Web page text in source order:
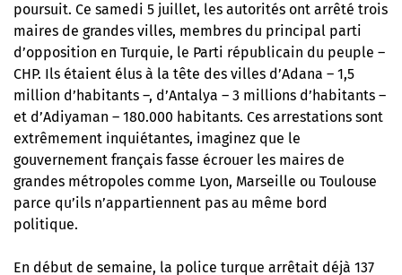
poursuit. Ce samedi 5 juillet, les autorités ont arrêté trois
maires de grandes villes, membres du principal parti
d’opposition en Turquie, le Parti républicain du peuple –
CHP. Ils étaient élus à la tête des villes d’Adana – 1,5
million d’habitants –, d’Antalya – 3 millions d’habitants –
et d’Adiyaman – 180.000 habitants. Ces arrestations sont
extrêmement inquiétantes, imaginez que le
gouvernement français fasse écrouer les maires de
grandes métropoles comme Lyon, Marseille ou Toulouse
parce qu’ils n’appartiennent pas au même bord
politique.
En début de semaine, la police turque arrêtait déjà 137